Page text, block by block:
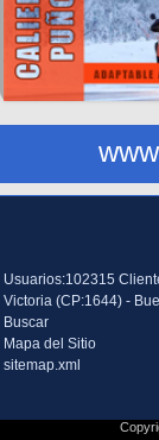
Usuarios:102315
Victoria (CP:1644) -
Buscar
Mapa del Sitio
sitemap.xml